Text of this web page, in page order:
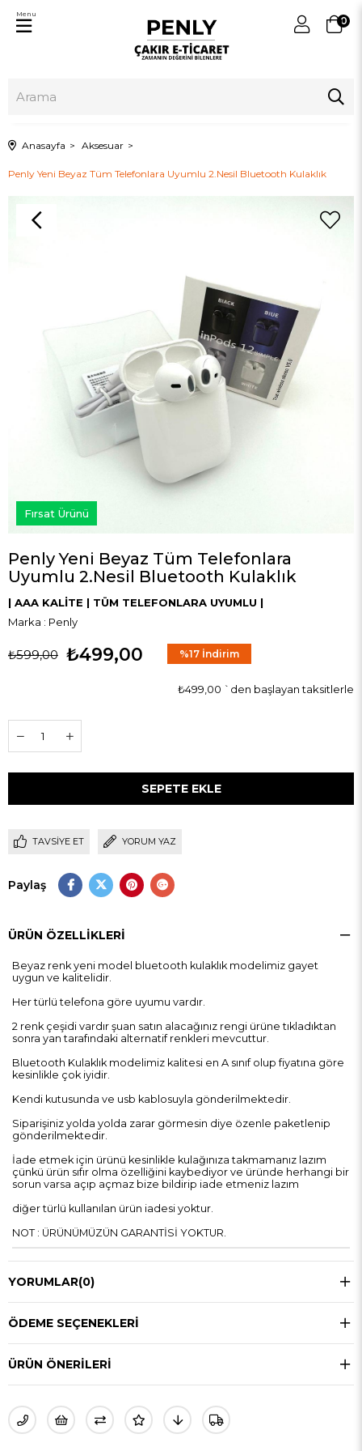
0
Menu
Anasayfa Aksesuar
Penly Yeni Beyaz Tüm Telefonlara Uyumlu 2.Nesil Bluetooth Kulaklık
Fırsat Ürünü
Penly Yeni Beyaz Tüm Telefonlara
Uyumlu 2.Nesil Bluetooth Kulaklık
| AAA KALİTE | TÜM TELEFONLARA UYUMLU |
Marka : Penly
₺599,00 ₺499,00 %17 İndirim
₺499,00 `den başlayan taksitlerle
TAVSIYE ET YORUM YAZ
Paylaş
ÜRÜN ÖZELLIKLERI
Beyaz renk yeni model bluetooth kulaklık modelimiz gayet
uygun ve kalitelidir.
Her türlü telefona göre uyumu vardır.
2 renk çeşidi vardır şuan satın alacağınız rengi ürüne tıkladıktan
sonra yan tarafındaki alternatif renkleri mevcuttur.
Bluetooth Kulaklık modelimiz kalitesi en A sınıf olup fiyatına göre
kesinlikle çok iyidir.
Kendi kutusunda ve usb kablosuyla gönderilmektedir.
Siparişiniz yolda yolda zarar görmesin diye özenle paketlenip
gönderilmektedir.
İade etmek için ürünü kesinlikle kulağınıza takmamanız lazım
çünkü ürün sıfır olma özelliğini kaybediyor ve üründe herhangi bir
sorun varsa açıp açmaz bize bildirip iade etmeniz lazım
diğer türlü kullanılan ürün iadesi yoktur.
NOT : ÜRÜNÜMÜZÜN GARANTİSİ YOKTUR.
YORUMLAR(0)
ÖDEME SEÇENEKLERI
ÜRÜN ÖNERILERI